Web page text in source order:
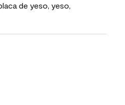
de yeso, yeso,